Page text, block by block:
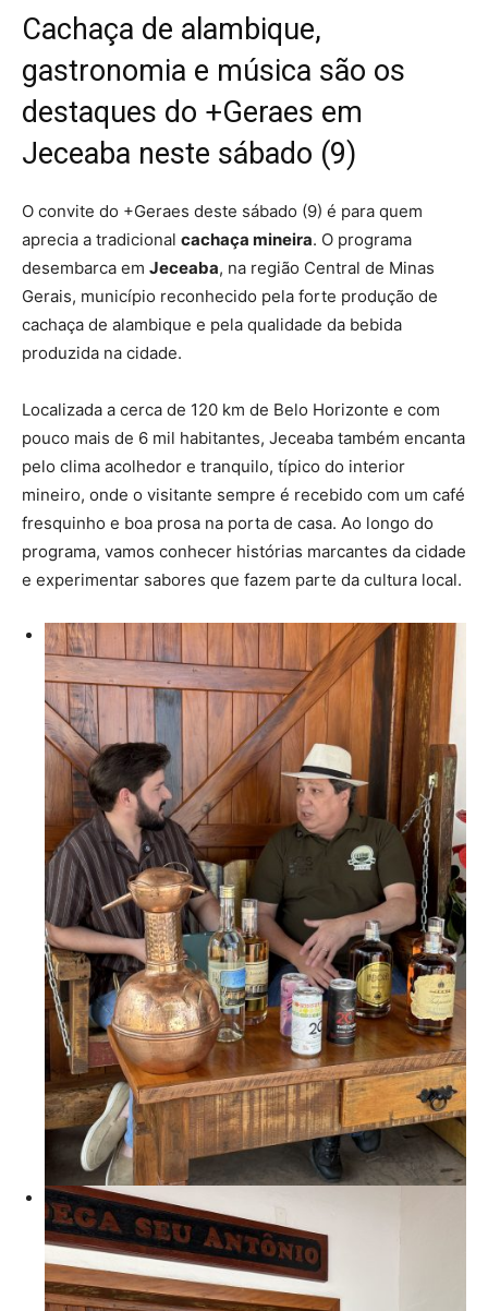
Cachaça de alambique,
gastronomia e música são os
destaques do +Geraes em
Jeceaba neste sábado (9)
O convite do +Geraes deste sábado (9) é para quem
aprecia a tradicional cachaça mineira. O programa
desembarca em Jeceaba, na região Central de Minas
Gerais, município reconhecido pela forte produção de
cachaça de alambique e pela qualidade da bebida
produzida na cidade.
Localizada a cerca de 120 km de Belo Horizonte e com
pouco mais de 6 mil habitantes, Jeceaba também encanta
pelo clima acolhedor e tranquilo, típico do interior
mineiro, onde o visitante sempre é recebido com um café
fresquinho e boa prosa na porta de casa. Ao longo do
programa, vamos conhecer histórias marcantes da cidade
e experimentar sabores que fazem parte da cultura local.